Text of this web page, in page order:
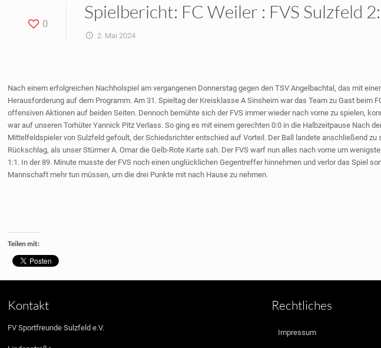
0
Spielbericht: FC Weiler : FVS Sulzfeld
2. Mai 2024
Nach einem erfolgreichen Nachholspiel am vergangenen Donnerstag gegen den TSV Angelbachtal, das mit
Herausforderung auf dem Programm. Am 31. Spieltag der Kreisklasse A Sinsheim war das Team zu Gast
offensiven Aktionen auf beiden Seiten. Dennoch bemühte sich der FVS immer wieder nach vorne zu spielen,
war auf unseren Torhüter Yannick Pitz Verlass. So ging es mit einem gerechten 0:0 in die Halbzeitpause Nach
Mittelfeldspieler von Sulzfeld gefoult, der Schiedsrichter entschied auf Vorteil. Der Ball landete anschließend
Rückschlag, als unser Stürmer A. Omar die Gelb-Rote Karte sah. Der FVS warf nun alles nach vorne um
1:1. In der 89. Minute musste der FVS noch einen unglücklichen Gegentreffer hinnehmen und verlor das Spiel
Mannschaft mehr tun müssen, um die drei Punkte mit nach Hause zu nehmen.
Teilen mit:
Kontakt
FV Sportfreunde Sulzfeld e.V.
Rechtliches
Impressum